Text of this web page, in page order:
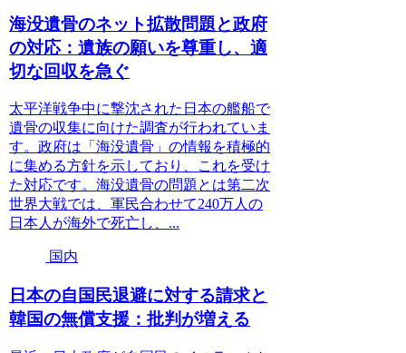
海没遺骨のネット拡散問題と政府
の対応：遺族の願いを尊重し、適
切な回収を急ぐ
太平洋戦争中に撃沈された日本の艦船で
遺骨の収集に向けた調査が行われていま
す。政府は「海没遺骨」の情報を積極的
に集める方針を示しており、これを受け
た対応です。海没遺骨の問題とは第二次
世界大戦では、軍民合わせて240万人の
日本人が海外で死亡し、...
国内
日本の自国民退避に対する請求と
韓国の無償支援：批判が増える